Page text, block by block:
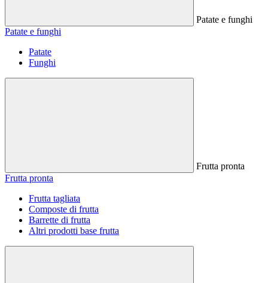
Patate e funghi
Patate e funghi
Patate
Funghi
Frutta pronta
Frutta pronta
Frutta tagliata
Composte di frutta
Barrette di frutta
Altri prodotti base frutta